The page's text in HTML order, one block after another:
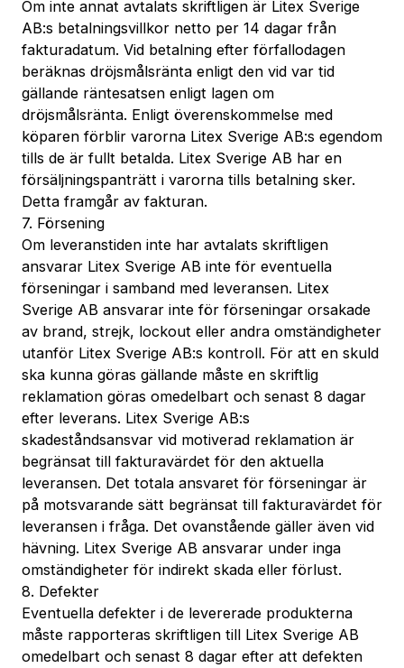
Om inte annat avtalats skriftligen är Litex Sverige
AB:s betalningsvillkor netto per 14 dagar från
fakturadatum. Vid betalning efter förfallodagen
beräknas dröjsmålsränta enligt den vid var tid
gällande räntesatsen enligt lagen om
dröjsmålsränta. Enligt överenskommelse med
köparen förblir varorna Litex Sverige AB:s egendom
tills de är fullt betalda. Litex Sverige AB har en
försäljningspanträtt i varorna tills betalning sker.
Detta framgår av fakturan.
7. Försening
Om leveranstiden inte har avtalats skriftligen
ansvarar Litex Sverige AB inte för eventuella
förseningar i samband med leveransen. Litex
Sverige AB ansvarar inte för förseningar orsakade
av brand, strejk, lockout eller andra omständigheter
utanför Litex Sverige AB:s kontroll. För att en skuld
ska kunna göras gällande måste en skriftlig
reklamation göras omedelbart och senast 8 dagar
efter leverans. Litex Sverige AB:s
skadeståndsansvar vid motiverad reklamation är
begränsat till fakturavärdet för den aktuella
leveransen. Det totala ansvaret för förseningar är
på motsvarande sätt begränsat till fakturavärdet för
leveransen i fråga. Det ovanstående gäller även vid
hävning. Litex Sverige AB ansvarar under inga
omständigheter för indirekt skada eller förlust.
8. Defekter
Eventuella defekter i de levererade produkterna
måste rapporteras skriftligen till Litex Sverige AB
omedelbart och senast 8 dagar efter att defekten